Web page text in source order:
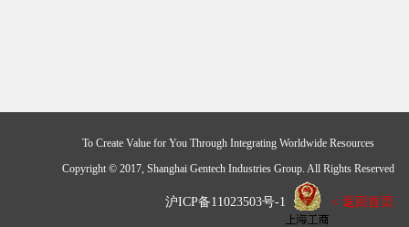
To Create Value for You Through Integrating Worldwide Resources
Copyright © 2017, Shanghai Gentech Industries Group. All Rights Reserved
沪ICP备11023503号-1 < 返回首页